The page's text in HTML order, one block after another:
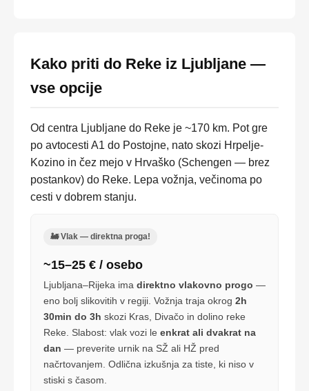
Kako priti do Reke iz Ljubljane —
vse opcije
Od centra Ljubljane do Reke je ~170 km. Pot gre
po avtocesti A1 do Postojne, nato skozi Hrpelje-
Kozino in čez mejo v Hrvaško (Schengen — brez
postankov) do Reke. Lepa vožnja, večinoma po
cesti v dobrem stanju.
🚂 Vlak — direktna proga!
~15–25 € / osebo
Ljubljana–Rijeka ima direktno vlakovno progo —
eno bolj slikovitih v regiji. Vožnja traja okrog 2h
30min do 3h skozi Kras, Divačo in dolino reke
Reke. Slabost: vlak vozi le enkrat ali dvakrat na
dan — preverite urnik na SŽ ali HŽ pred
načrtovanjem. Odlična izkušnja za tiste, ki niso v
stiski s časom.